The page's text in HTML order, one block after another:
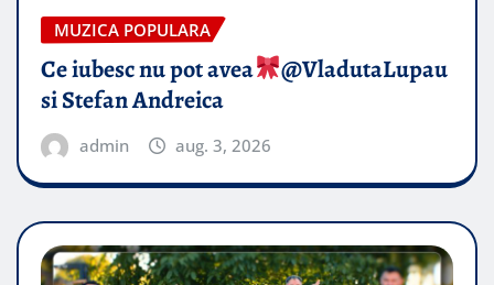
MUZICA POPULARA
Ce iubesc nu pot avea
​@VladutaLupau
si Stefan Andreica
admin aug. 3, 2026